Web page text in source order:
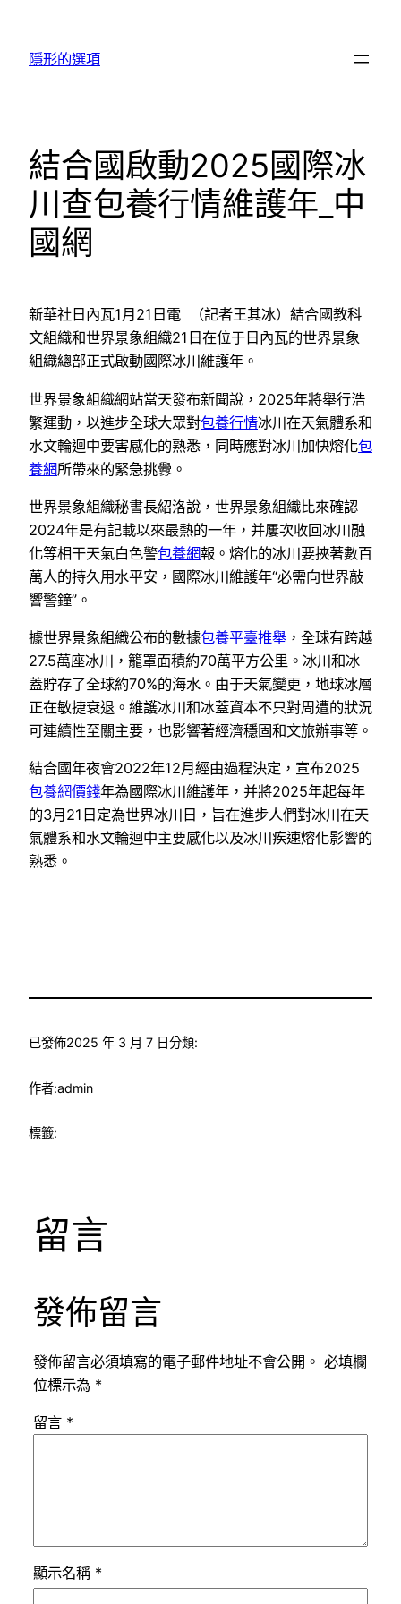
隱形的選項
結合國啟動2025國際冰
川查包養行情維護年_中
國網
新華社日內瓦1月21日電 （記者王其冰）結合國教科
文組織和世界景象組織21日在位于日內瓦的世界景象
組織總部正式啟動國際冰川維護年。
世界景象組織網站當天發布新聞說，2025年將舉行浩
繁運動，以進步全球大眾對包養行情冰川在天氣體系和
水文輪迴中要害感化的熟悉，同時應對冰川加快熔化包
養網所帶來的緊急挑釁。
世界景象組織秘書長紹洛說，世界景象組織比來確認
2024年是有記載以來最熱的一年，并屢次收回冰川融
化等相干天氣白色警包養網報。熔化的冰川要挾著數百
萬人的持久用水平安，國際冰川維護年“必需向世界敲
響警鐘”。
據世界景象組織公布的數據包養平臺推舉 ，全球有跨越
27.5萬座冰川，籠罩面積約70萬平方公里。冰川和冰
蓋貯存了全球約70%的海水。由于天氣變更，地球冰層
正在敏捷衰退。維護冰川和冰蓋資本不只對周遭的狀況
可連續性至關主要，也影響著經濟穩固和文旅辦事等。
結合國年夜會2022年12月經由過程決定，宣布2025
包養網價錢年為國際冰川維護年，并將2025年起每年
的3月21日定為世界冰川日，旨在進步人們對冰川在天
氣體系和水文輪迴中主要感化以及冰川疾速熔化影響的
熟悉。
已發佈2025 年 3 月 7 日分類:
作者:admin
標籤:
留言
發佈留言
發佈留言必須填寫的電子郵件地址不會公開。 必填欄
位標示為 *
留言 *
顯示名稱 *